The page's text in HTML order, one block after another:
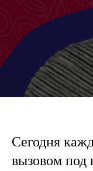
Сегодня
вызовом под